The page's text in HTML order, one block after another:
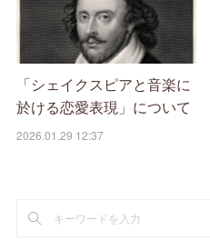
「シェイクスピアと音楽に
於ける恋愛表現」について
2026.01.29 12:37